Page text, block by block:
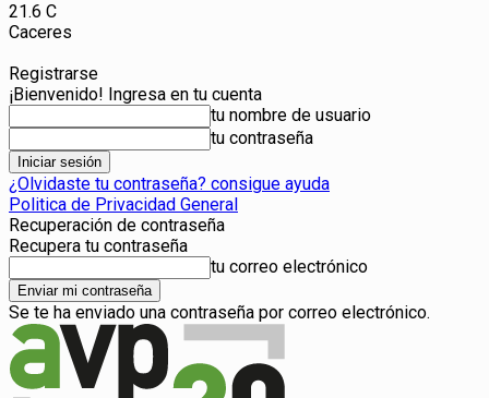
21.6 C
Caceres
Registrarse
¡Bienvenido! Ingresa en tu cuenta
tu nombre de usuario
tu contraseña
¿Olvidaste tu contraseña? consigue ayuda
Politica de Privacidad General
Recuperación de contraseña
Recupera tu contraseña
tu correo electrónico
Se te ha enviado una contraseña por correo electrónico.